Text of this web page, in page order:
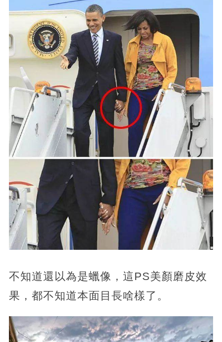
不知道還以為是蠟像，這PS美顏磨皮效
果，都不知道本面目長啥樣了。